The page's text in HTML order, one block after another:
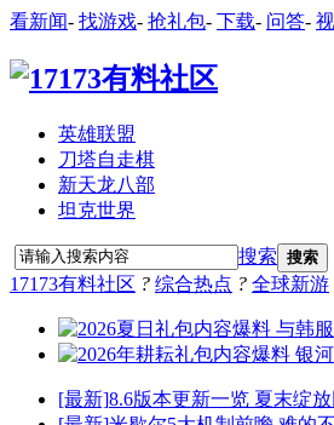
看新闻- 找游戏- 抢礼包- 下载- 问答-
英雄联盟
刀塔自走棋
新天龙八部
坦克世界
搜索 搜索
17173有料社区 ? 综合热点 ? 全球新游